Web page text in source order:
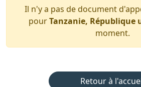
Il n'y a pas de document
pourTanzanie, République
moment.
Retour à